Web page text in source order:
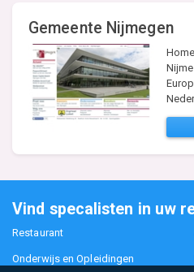
Gemeente Nijmegen
Vind specalisten in uw
Restaurant
Onderwijs en Opleidingen